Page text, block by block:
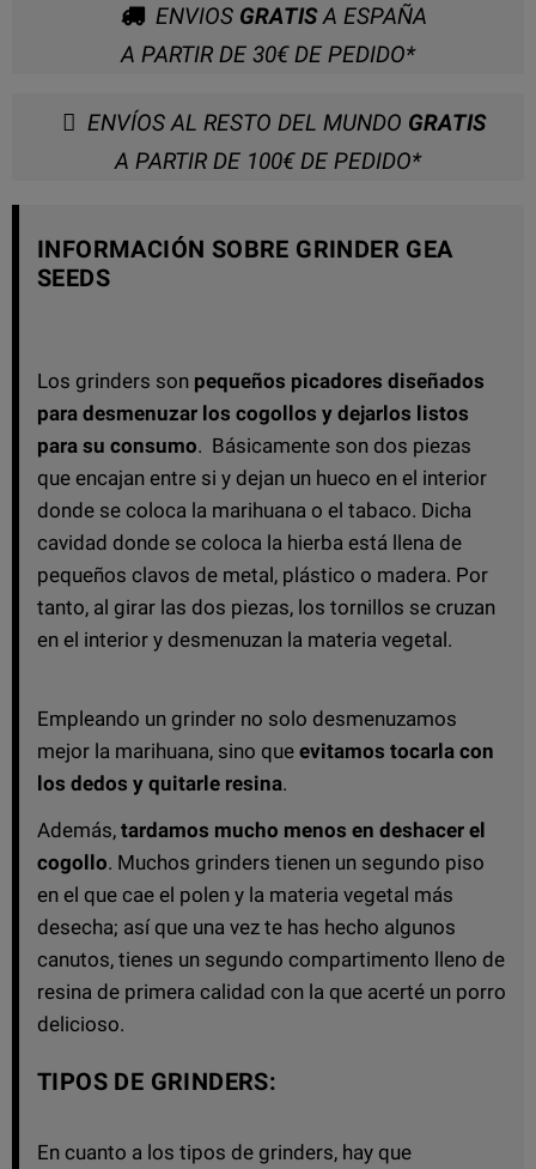
ENVIOS GRATISA ESPAÑA
A PARTIR DE 30€ DE PEDIDO*
ENVÍOS AL RESTO DEL MUNDO GRATIS
A PARTIR DE 100€ DE PEDIDO*
INFORMACIÓN SOBRE GRINDER GEA
SEEDS
Los grinders son pequeños picadores diseñados
para desmenuzar los cogollos y dejarlos listos
para su consumo. Básicamente son dos piezas
que encajan entre si y dejan un hueco en el interior
donde se coloca la marihuana o el tabaco. Dicha
cavidad donde se coloca la hierba está llena de
pequeños clavos de metal, plástico o madera. Por
tanto, al girar las dos piezas, los tornillos se cruzan
en el interior y desmenuzan la materia vegetal.
Empleando un grinder no solo desmenuzamos
mejor la marihuana, sino que evitamos tocarla con
los dedos y quitarle resina.
Además, tardamos mucho menos en deshacer el
cogollo. Muchos grinders tienen un segundo piso
en el que cae el polen y la materia vegetal más
desecha; así que una vez te has hecho algunos
canutos, tienes un segundo compartimento lleno de
resina de primera calidad con la que acerté un porro
delicioso.
TIPOS DE GRINDERS:
En cuanto a los tipos de grinders, hay que